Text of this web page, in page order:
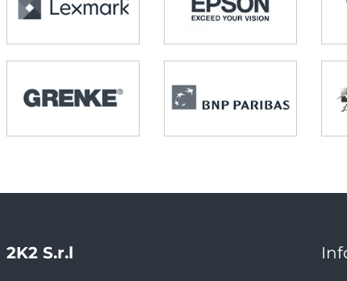
2K2 S.r.l